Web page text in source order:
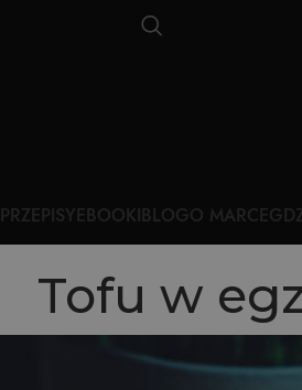
PRZEPISYEBOOKIBLOGO MARCE
Tofu w